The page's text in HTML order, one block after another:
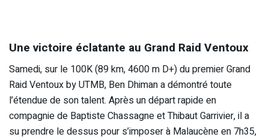
Une victoire éclatante au Grand Raid Ventoux
Samedi, sur le 100K (89 km, 4600 m D+) du premier Grand
Raid Ventoux by UTMB, Ben Dhiman a démontré toute
l’étendue de son talent. Après un départ rapide en
compagnie de Baptiste Chassagne et Thibaut Garrivier, il a
su prendre le dessus pour s’imposer à Malaucène en 7h35,